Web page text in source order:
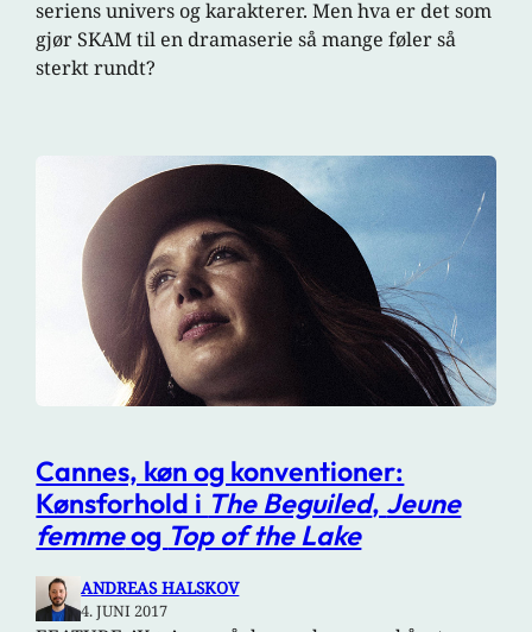
seriens univers og karakterer. Men hva er det som
gjør SKAM til en dramaserie så mange føler så
sterkt rundt?
Cannes, køn og konventioner:
Kønsforhold i The Beguiled, Jeune
femmeog Top of the Lake
ANDREAS HALSKOV
4. JUNI 2017